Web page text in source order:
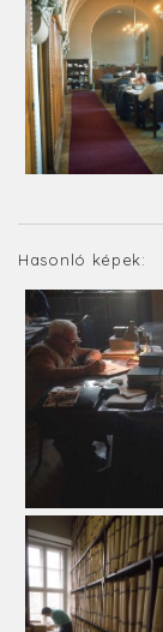
Hasonló képek: